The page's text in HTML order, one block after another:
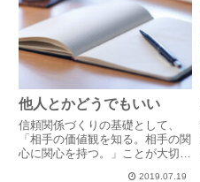
他人とかどうでもいい
信頼関係づくりの基礎として、
「相手の価値観を知る。相手の関
心に関心を持つ。」ことが大切だ
2019.07.19